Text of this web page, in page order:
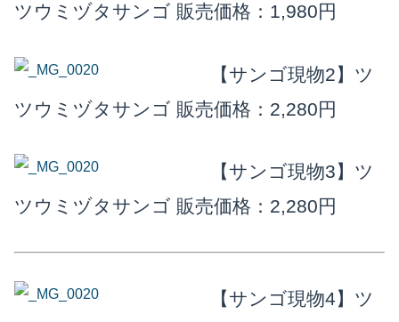
水槽 TANK
Y! Yahoo!店↗
ツウミヅタサンゴ 販売価格：1,980円
【サンゴ現物2】ツ
ツウミヅタサンゴ 販売価格：2,280円
【サンゴ現物3】ツ
ツウミヅタサンゴ 販売価格：2,280円
【サンゴ現物4】ツ